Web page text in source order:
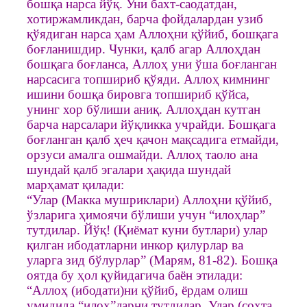
бошқа нарса йўқ. Уни бахт-саодатдан,
хотиржамликдан, барча фойдалардан узиб
қўядиган нарса ҳам Аллоҳни қўйиб, бошқага
боғланишдир. Чунки, қалб агар Аллоҳдан
бошқага боғланса, Аллоҳ уни ўша боғланган
нарсасига топшириб қўяди. Аллоҳ кимнинг
ишини бошқа бировга топшириб қўйса,
унинг хор бўлиши аниқ. Аллоҳдан кутган
барча нарсалари йўқликка учрайди. Бошқага
боғланган қалб ҳеч қачон мақсадига етмайди,
орзуси амалга ошмайди. Аллоҳ таоло ана
шундай қалб эгалари ҳақида шундай
марҳамат қилади:
“Улар (Макка мушриклари) Аллоҳни қўйиб,
ўзларига ҳимоячи бўлиши учун “илоҳлар”
тутдилар. Йўқ! (Қиёмат куни бутлари) улар
қилган ибодатларни инкор қилурлар ва
уларга зид бўлурлар” (Марям, 81-82). Бошқа
оятда бу ҳол қуйидагича баён этилади:
“Аллоҳ (ибодати)ни қўйиб, ёрдам олиш